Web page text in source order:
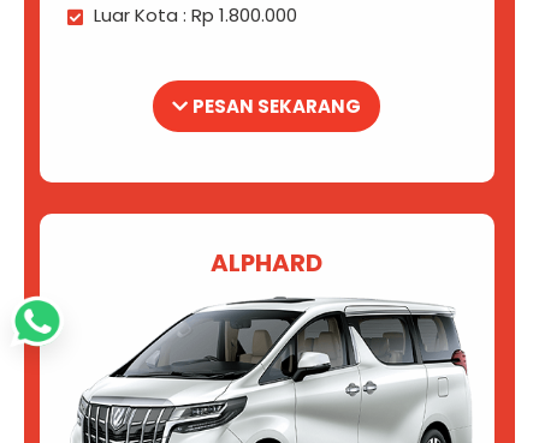
Luar Kota : Rp 1.800.000
PESAN SEKARANG
ALPHARD